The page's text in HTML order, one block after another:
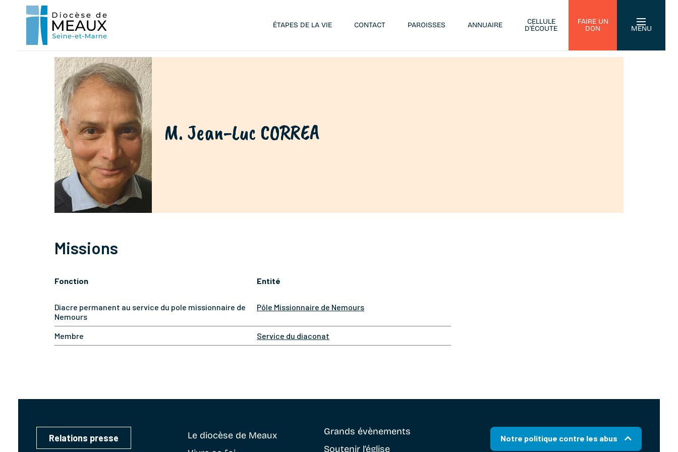
ÉTAPES DE LA VIE CONTACT PAROISSES ANNUAIRE
CELLULE
D’ÉCOUTE
FAIRE UN
DON
MENU
M. Jean-Luc CORREA
Missions
Fonction Entité
Diacre permanent au service du pole missionnaire de
Nemours
Pôle Missionnaire de Nemours
Membre Service du diaconat
Relations presse Le diocèse de Meaux
Grands évènements
Soutenir l’église
Notre politique contre les abus